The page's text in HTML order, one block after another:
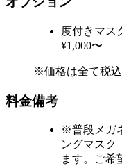
度付きマス
¥1,000〜
※価格は全て税込
料金備考
※普段メガ
ングマスク
ます。ご希